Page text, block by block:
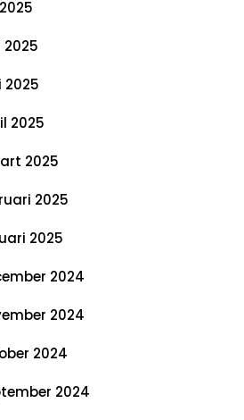
2025
2025
2025
2025
2025
2025
2024
2024
2024
2024